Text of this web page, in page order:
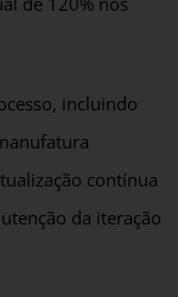
incluindo
contínua
da iteração